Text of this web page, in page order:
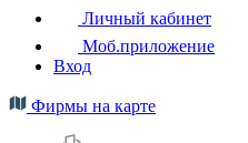
Личный кабинет
Моб.приложение
Вход
Фирмы на карте